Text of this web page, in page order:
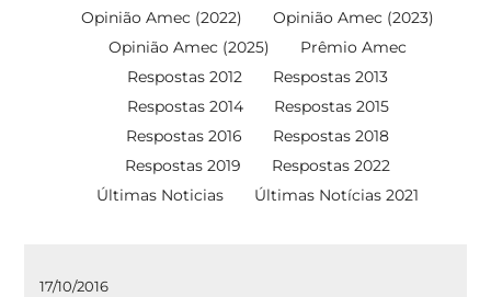
Opinião Amec (2022)
Opinião Amec (2023)
Opinião Amec (2025)
Prêmio Amec
Respostas 2012
Respostas 2013
Respostas 2014
Respostas 2015
Respostas 2016
Respostas 2018
Respostas 2019
Respostas 2022
Últimas Noticias
Últimas Notícias 2021
17/10/2016